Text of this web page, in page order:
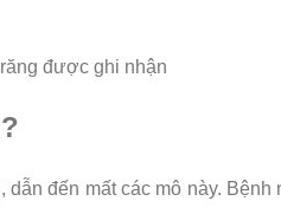
được ghi nhận
đến mất các mô này. Bệnh